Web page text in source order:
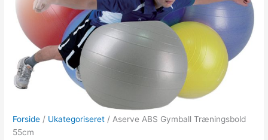
Forside / Ukategoriseret / Aserve ABS Gymball Træningsbold
55cm